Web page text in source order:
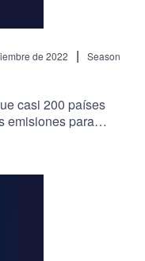
de 2022 |
Season
casi 200 países
emisiones para
climático y
vulnerables que
año se celebra
representantes de
de
civil, empresas y